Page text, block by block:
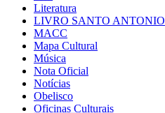
Literatura
LIVRO SANTO ANTONIO
MACC
Mapa Cultural
Música
Nota Oficial
Notícias
Obelisco
Oficinas Culturais